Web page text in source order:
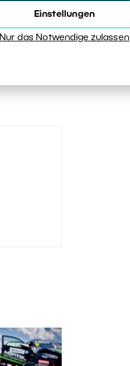
Einstellungen
Nur das Notwendige zulassen